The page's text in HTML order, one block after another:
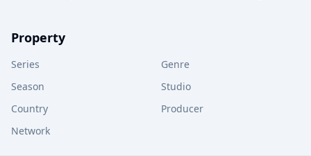
Property
Series
Genre
Season
Studio
Country
Producer
Network